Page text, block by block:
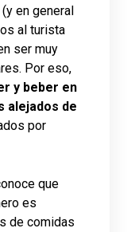
en general
al turista
ser muy
Por eso,
y beber en
alejados de
por
que
es
de comidas